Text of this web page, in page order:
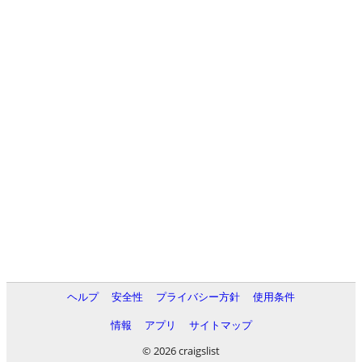
ヘルプ 安全性 プライバシー方針
使用条件
情報
アプリ
サイトマップ
© 2026 craigslist